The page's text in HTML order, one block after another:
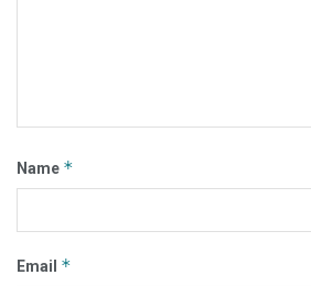
Name *
Email *